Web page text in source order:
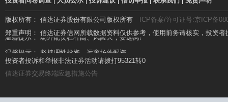
版权所有： 信达证券股份有限公司版权所有
ICP备案/许可证号:京ICP备
郑重声明： 信达证券信网所载数据资料仅供参考，使用前务请核实，投资
温馨提示： 场外配资杠杆高、风险大，要远离!
投资者投诉和举报非法证券活动请拨打95321转0
信达证券交易终端应急措施公告